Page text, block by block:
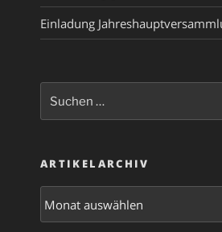
Einladung
nach:
ARTIKELARCHIV